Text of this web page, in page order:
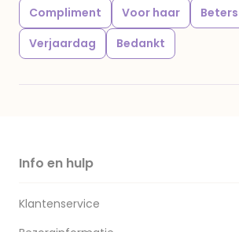
Compliment Voor haar
Verjaardag
Bedankt
Info en hulp
Klantenservice